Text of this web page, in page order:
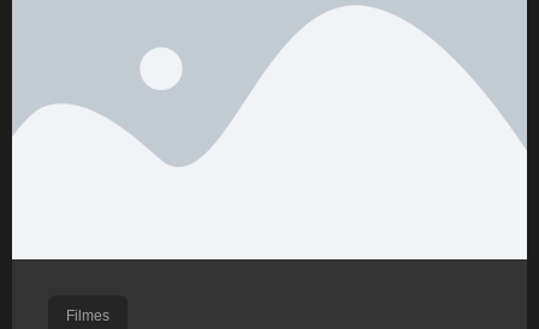
Filmes